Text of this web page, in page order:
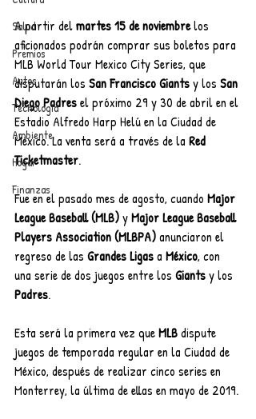
Salud
Premios
Autos
Tecnología
Ambiente
Hogar
Finanzas
A partir del martes 15 de noviembre los
aficionados podrán comprar sus boletos para
MLB World Tour Mexico City Series, que
disputarán los San Francisco Giants y los San
Diego Padres el próximo 29 y 30 de abril en el
Estadio Alfredo Harp Helú en la Ciudad de
México. La venta será a través de la Red
Ticketmaster.
Fue en el pasado mes de agosto, cuando Major
League Baseball (MLB) y Major League Baseball
Players Association (MLBPA) anunciaron el
regreso de las Grandes Ligas a México, con
una serie de dos juegos entre los Giants y los
Padres.
Esta será la primera vez que MLB dispute
juegos de temporada regular en la Ciudad de
México, después de realizar cinco series en
Monterrey, la última de ellas en mayo de 2019.